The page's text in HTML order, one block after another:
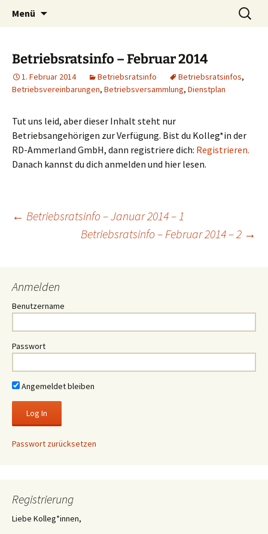
Menü
Suchen
nach:
Betriebsratsinfo – Februar 2014
1. Februar 2014 Betriebsratsinfo Betriebsratsinfos,
Betriebsvereinbarungen, Betriebsversammlung, Dienstplan
Tut uns leid, aber dieser Inhalt steht nur
Betriebsangehörigen zur Verfügung. Bist du Kolleg*in der
RD-Ammerland GmbH, dann registriere dich: Registrieren.
Danach kannst du dich anmelden und hier lesen.
Beitragsnavigation
← Betriebsratsinfo – Januar 2014 – 1
Betriebsratsinfo – Februar 2014 – 2 →
Anmelden
Benutzername
Passwort
Angemeldet bleiben
Passwort zurücksetzen
Registrierung
Liebe Kolleg*innen,